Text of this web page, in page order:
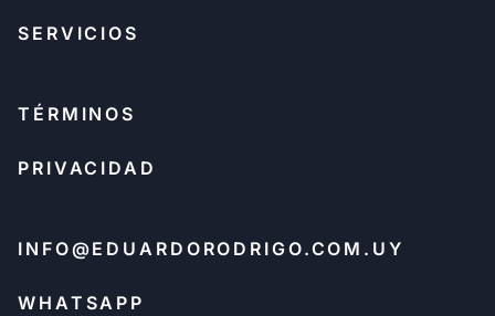
SERVICIOS
TÉRMINOS
PRIVACIDAD
INFO@EDUARDORODRIGO.COM.UY
WHATSAPP